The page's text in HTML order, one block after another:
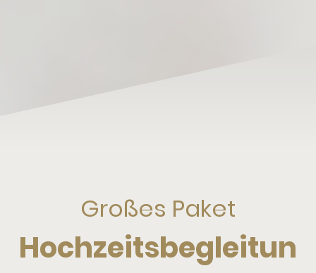
Großes Paket
Hochzeitsbegleitun